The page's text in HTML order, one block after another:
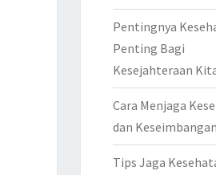
Pentingnya
Penting Bagi
Kesejahteraan
Cara Menjaga
dan
Tips Jaga